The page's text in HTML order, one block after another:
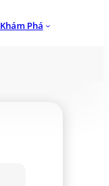
Khám Phá